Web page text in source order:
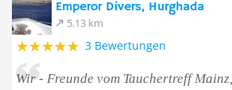
Emperor Divers, Hurghada
5.13 km
3 Bewertungen
Wir - Freunde vom Tauchertreff